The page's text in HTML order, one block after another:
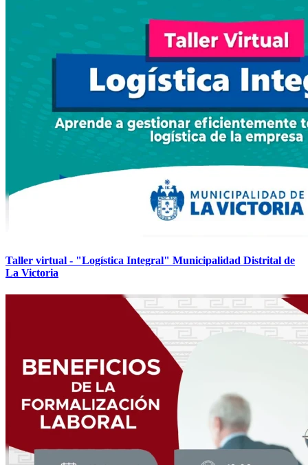
Taller virtual - "Logística Integral" Municipalidad Distrital de
La Victoria